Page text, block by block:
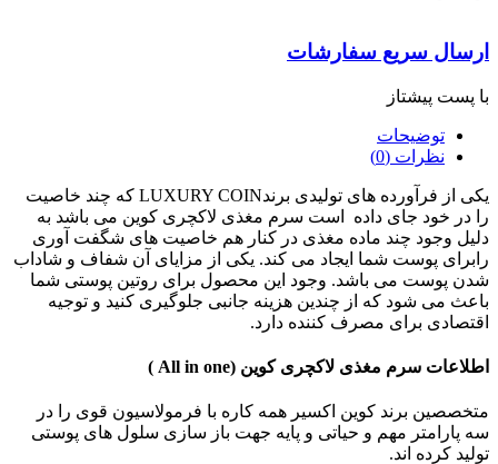
ارسال سریع سفارشات
با پست پیشتاز
توضیحات
نظرات (0)
یکی از فرآورده های تولیدی برندLUXURY COIN که چند خاصیت
را در خود جای داده است سرم مغذی لاکچری کوین می باشد به
دلیل وجود چند ماده مغذی در کنار هم خاصیت های شگفت آوری
رابرای پوست شما ایجاد می کند. یکی از مزایای آن شفاف و شاداب
شدن پوست می باشد. وجود این محصول برای روتین پوستی شما
باعث می شود که از چندین هزینه جانبی جلوگیری کنید و توجیه
اقتصادی برای مصرف کننده دارد.
اطلاعات سرم مغذی لاکچری کوین (All in one )
متخصصین برند کوین اکسیر همه کاره با فرمولاسیون قوی را در
سه پارامتر مهم و حیاتی و پایه جهت باز سازی سلول های پوستی
تولید کرده اند.